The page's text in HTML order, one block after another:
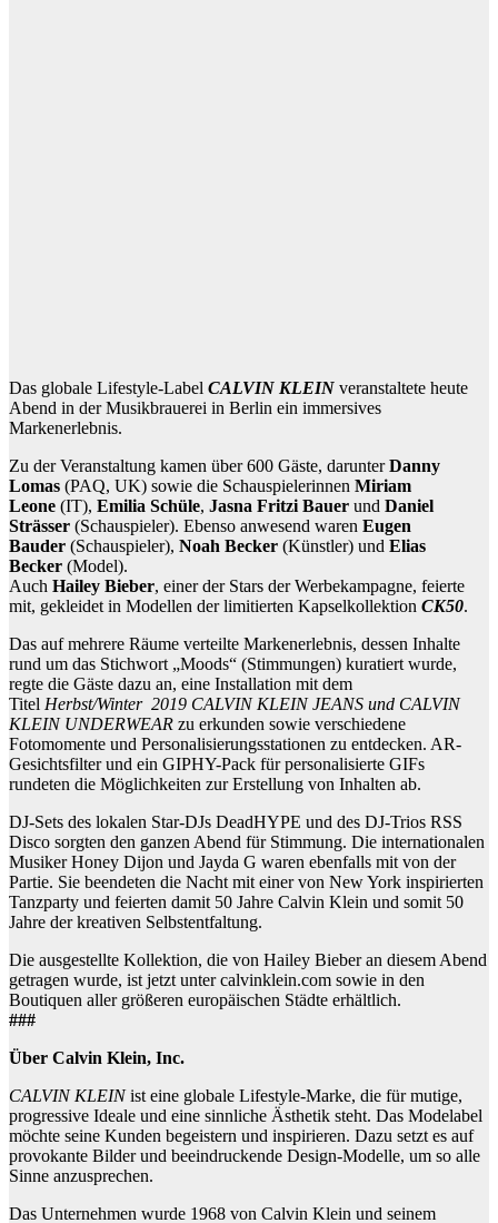
Das globale Lifestyle-Label CALVIN KLEIN veranstaltete heute
Abend in der Musikbrauerei in Berlin ein immersives
Markenerlebnis.
Zu der Veranstaltung kamen über 600 Gäste, darunterDanny
Lomas (PAQ, UK) sowie die Schauspielerinnen Miriam
Leone (IT), Emilia Schüle, Jasna Fritzi Bauer und Daniel
Strässer (Schauspieler). Ebenso anwesend waren Eugen
Bauder (Schauspieler), Noah Becker (Künstler) und Elias
Becker (Model).
Auch Hailey Bieber, einer der Stars der Werbekampagne, feierte
mit, gekleidet in Modellen der limitierten Kapselkollektion CK50.
Das auf mehrere Räume verteilte Markenerlebnis, dessen Inhalte
rund um das Stichwort „Moods“ (Stimmungen) kuratiert wurde,
regte die Gäste dazu an, eine Installation mit dem
Titel Herbst/Winter 2019 CALVIN KLEIN JEANS und CALVIN
KLEIN UNDERWEAR zu erkunden sowie verschiedene
Fotomomente und Personalisierungsstationen zu entdecken. AR-
Gesichtsfilter und ein GIPHY-Pack für personalisierte GIFs
rundeten die Möglichkeiten zur Erstellung von Inhalten ab.
DJ-Sets des lokalen Star-DJs DeadHYPE und des DJ-Trios RSS
Disco sorgten den ganzen Abend für Stimmung. Die internationalen
Musiker Honey Dijon und Jayda G waren ebenfalls mit von der
Partie. Sie beendeten die Nacht mit einer von New York inspirierten
Tanzparty und feierten damit 50 Jahre Calvin Klein und somit 50
Jahre der kreativen Selbstentfaltung.
Die ausgestellte Kollektion, die von Hailey Bieber an diesem Abend
getragen wurde, ist jetzt unter calvinklein.com sowie in den
Boutiquen aller größeren europäischen Städte erhältlich.
###
Über Calvin Klein, Inc.
CALVIN KLEINist eine globale Lifestyle-Marke, die für mutige,
progressive Ideale und eine sinnliche Ästhetik steht. Das Modelabel
möchte seine Kunden begeistern und inspirieren. Dazu setzt es auf
provokante Bilder und beeindruckende Design-Modelle, um so alle
Sinne anzusprechen.
Das Unternehmen wurde 1968 von Calvin Klein und seinem